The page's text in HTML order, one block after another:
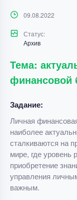
09.08.2022
Статус:
Архив
Тема:
финансовой
Задание:
Личная
наиболее
сталкиваются на
мире, где уровень
приобретение
управления
важным.